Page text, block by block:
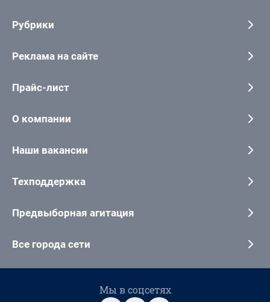
Рубрики
Реклама на сайте
Прайс-лист
О компании
Наши вакансии
Техподдержка
Предвыборная агитация
Все города сети
Мы в соцсетях